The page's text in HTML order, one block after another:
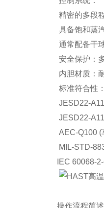
精密的多段
具备饱和蒸
通常配备干
安全保护：
内胆材质：
标准符合性
JESD22-
JESD22-
AEC-Q100 (
MIL-STD-
IEC 60068-
操作流程简